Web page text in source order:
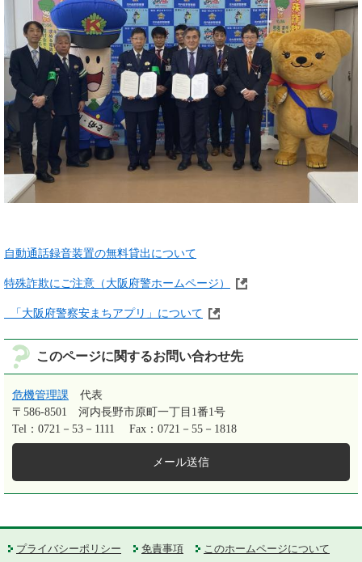
自動通話録音装置の無料貸出について
特殊詐欺にご注意（大阪府警ホームページ）
「大阪府警察安まちアプリ」について
このページに関するお問い合わせ先
危機管理課
代表
〒586-8501
河内長野市原町一丁目1番1号
Tel：0721－53－1111
Fax：0721－55－1818
メール送信
プライバシーポリシー 免責事項 このホームページについて